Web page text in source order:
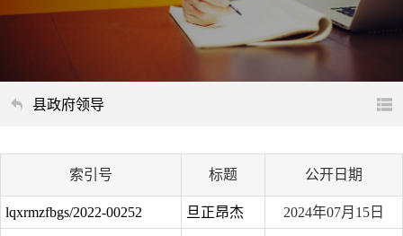
县政府领导
索引号 标题 公开日期
lqxrmzfbgs/2022-00252 旦正昂杰 2024年07月15日